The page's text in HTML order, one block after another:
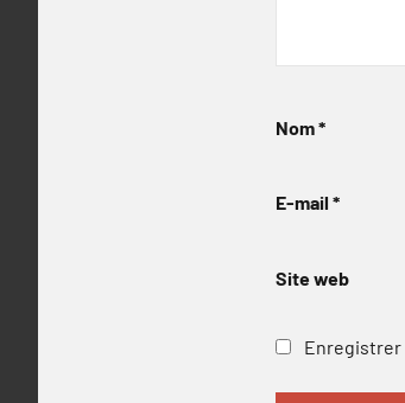
Nom*
E-mail *
Site web
Enregistrer